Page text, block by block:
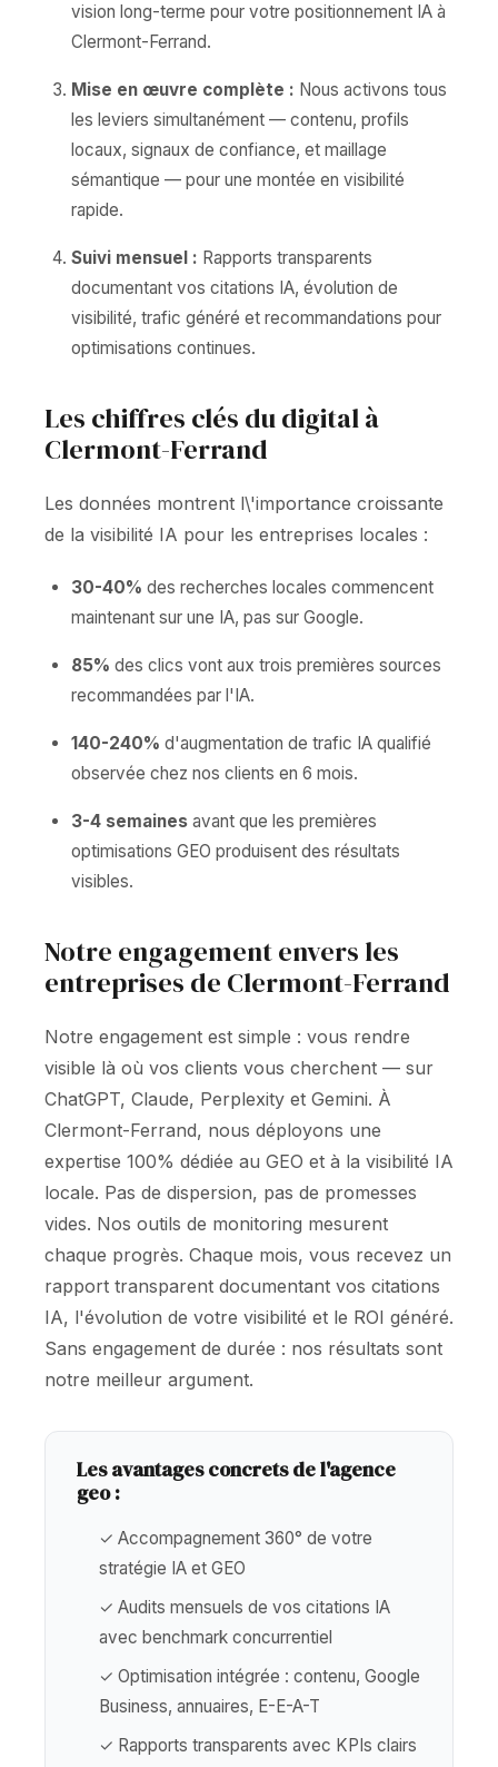
vision long-terme pour votre positionnement IA à
Clermont-Ferrand.
Mise en œuvre complète : Nous activons tous
les leviers simultanément — contenu, profils
locaux, signaux de confiance, et maillage
sémantique — pour une montée en visibilité
rapide.
Suivi mensuel : Rapports transparents
documentant vos citations IA, évolution de
visibilité, trafic généré et recommandations pour
optimisations continues.
Les chiffres clés du digital à
Clermont-Ferrand
Les données montrent l\'importance croissante
de la visibilité IA pour les entreprises locales :
30-40% des recherches locales commencent
maintenant sur une IA, pas sur Google.
85% des clics vont aux trois premières sources
recommandées par l'IA.
140-240% d'augmentation de trafic IA qualifié
observée chez nos clients en 6 mois.
3-4 semaines avant que les premières
optimisations GEO produisent des résultats
visibles.
Notre engagement envers les
entreprises de Clermont-Ferrand
Notre engagement est simple : vous rendre
visible là où vos clients vous cherchent — sur
ChatGPT, Claude, Perplexity et Gemini. À
Clermont-Ferrand, nous déployons une
expertise 100% dédiée au GEO et à la visibilité IA
locale. Pas de dispersion, pas de promesses
vides. Nos outils de monitoring mesurent
chaque progrès. Chaque mois, vous recevez un
rapport transparent documentant vos citations
IA, l'évolution de votre visibilité et le ROI généré.
Sans engagement de durée : nos résultats sont
notre meilleur argument.
Les avantages concrets de l'agence
geo :
✓ Accompagnement 360° de votre
stratégie IA et GEO
✓ Audits mensuels de vos citations IA
avec benchmark concurrentiel
✓ Optimisation intégrée : contenu, Google
Business, annuaires, E-E-A-T
✓ Rapports transparents avec KPIs clairs